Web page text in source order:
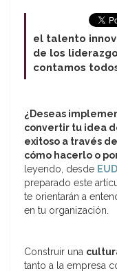
el talento
de los
contamos
¿Deseas
convertir tu idea
exitoso a través
cómo hacerlo o
leyendo, desde
preparado este
te orientarán a
en tu organización.
Construir una
tanto a la empresa